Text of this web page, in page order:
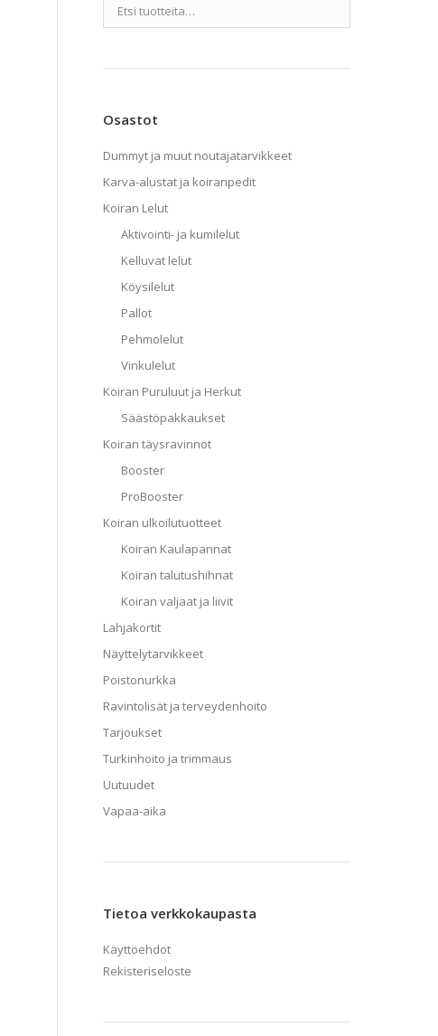
Osastot
Dummyt ja muut noutajatarvikkeet
Karva-alustat ja koiranpedit
Koiran Lelut
Aktivointi- ja kumilelut
Kelluvat lelut
Köysilelut
Pallot
Pehmolelut
Vinkulelut
Koiran Puruluut ja Herkut
Säästöpakkaukset
Koiran täysravinnot
Booster
ProBooster
Koiran ulkoilutuotteet
Koiran Kaulapannat
Koiran talutushihnat
Koiran valjaat ja liivit
Lahjakortit
Näyttelytarvikkeet
Poistonurkka
Ravintolisät ja terveydenhoito
Tarjoukset
Turkinhoito ja trimmaus
Uutuudet
Vapaa-aika
Tietoa verkkokaupasta
Käyttöehdot
Rekisteriseloste